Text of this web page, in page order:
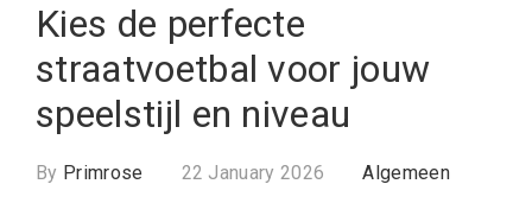
Kies de perfecte
straatvoetbal voor jouw
speelstijl en niveau
By Primrose 22 January 2026 Algemeen